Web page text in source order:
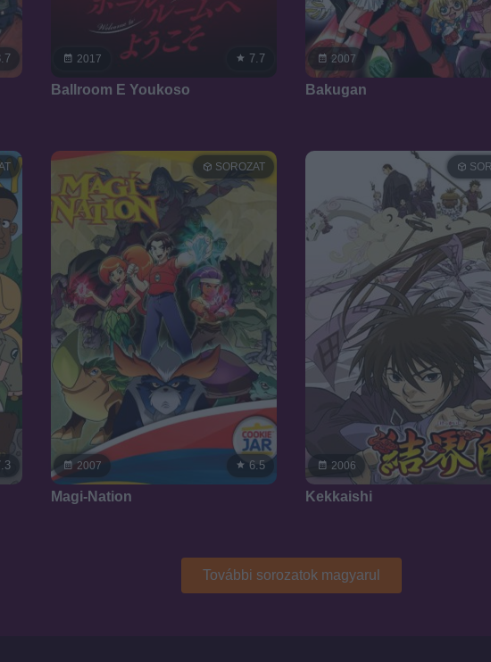
2017 7.7
Ballroom E Youkoso
2007
Bakugan
2007
SOROZAT
6.5
Magi-Nation
2006
Kekkaishi
További sorozatok magyarul